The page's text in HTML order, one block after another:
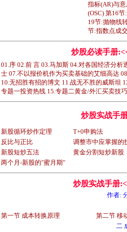
指标(AR)与
(OSC) 第16
19节:抛物线
节:指数点成
炒股必读手册
01.序 02.前 言 03.马加斯 04.对各国经济分
士 07.不以报价机作为买卖基础的艾细高达
10.无招胜有招的博文 11.战无不胜的威斯坦
专题一投资热线 15.专题二黄金/外汇买卖技
炒股实战手
新股循环炒作定理
T+0申购法
反比与正比
调整市中应掌握的
新股短炒五法
黄金分割短炒新股
两个月-新股的"蜜月期"
炒股实战手册
作者:
第一节 成本转换原理
第二节 移
二